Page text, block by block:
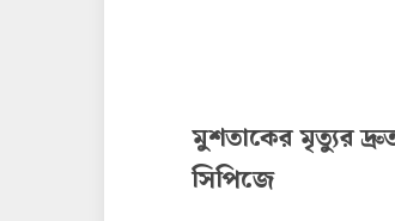
মুশতাকের মৃত্যুর
সিপিজে